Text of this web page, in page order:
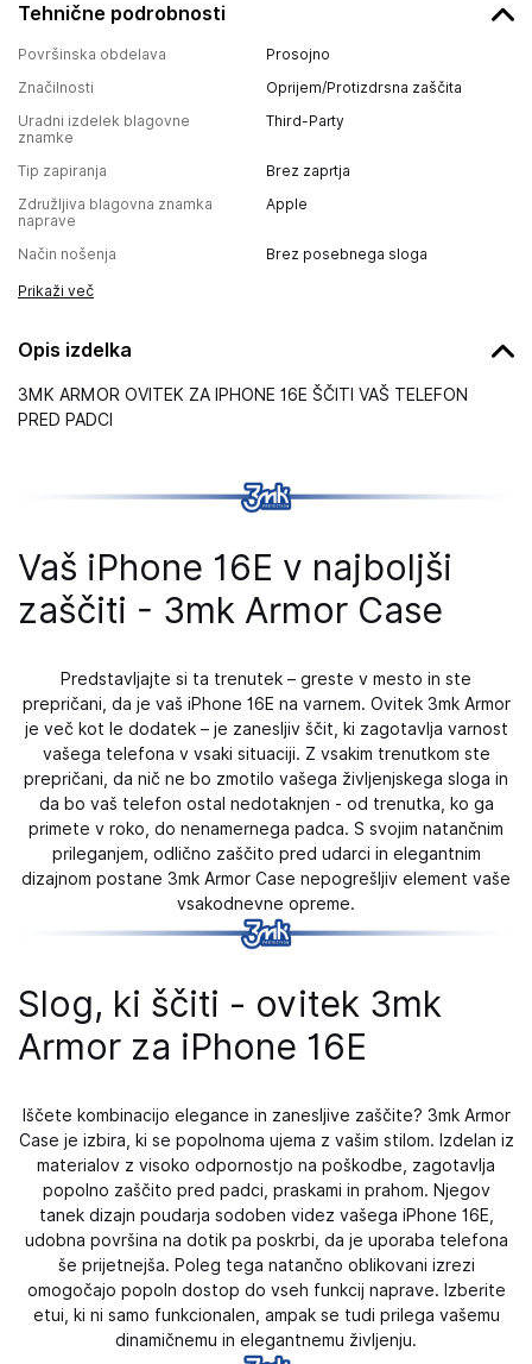
Tehnične podrobnosti
Površinska obdelava
Prosojno
Značilnosti
Oprijem/Protizdrsna zaščita
Uradni izdelek blagovne
znamke
Third-Party
Tip zapiranja
Brez zaprtja
Združljiva blagovna znamka
naprave
Apple
Način nošenja Brez posebnega sloga
Prikaži več
Opis izdelka
3MK ARMOR OVITEK ZA IPHONE 16E ŠČITI VAŠ TELEFON
PRED PADCI
Vaš iPhone 16E v najboljši
zaščiti - 3mk Armor Case
Predstavljajte si ta trenutek – greste v mesto in ste
prepričani, da je vaš iPhone 16E na varnem. Ovitek 3mk Armor
je več kot le dodatek – je zanesljiv ščit, ki zagotavlja varnost
vašega telefona v vsaki situaciji. Z vsakim trenutkom ste
prepričani, da nič ne bo zmotilo vašega življenjskega sloga in
da bo vaš telefon ostal nedotaknjen - od trenutka, ko ga
primete v roko, do nenamernega padca. S svojim natančnim
prileganjem, odlično zaščito pred udarci in elegantnim
dizajnom postane 3mk Armor Case nepogrešljiv element vaše
vsakodnevne opreme.
Slog, ki ščiti - ovitek 3mk
Armor za iPhone 16E
Iščete kombinacijo elegance in zanesljive zaščite? 3mk Armor
Case je izbira, ki se popolnoma ujema z vašim stilom. Izdelan iz
materialov z visoko odpornostjo na poškodbe, zagotavlja
popolno zaščito pred padci, praskami in prahom. Njegov
tanek dizajn poudarja sodoben videz vašega iPhone 16E,
udobna površina na dotik pa poskrbi, da je uporaba telefona
še prijetnejša. Poleg tega natančno oblikovani izrezi
omogočajo popoln dostop do vseh funkcij naprave. Izberite
etui, ki ni samo funkcionalen, ampak se tudi prilega vašemu
dinamičnemu in elegantnemu življenju.